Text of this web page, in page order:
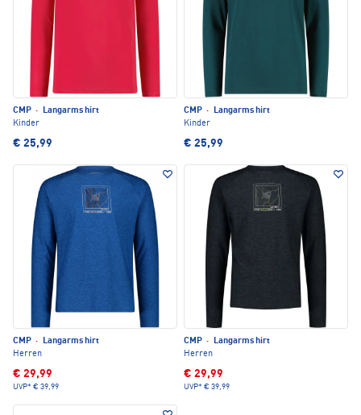
CMP ·
Langarmshirt
Kinder
€ 25,99
CMP ·
Langarmshirt
Kinder
€ 25,99
CMP ·
Langarmshirt
Herren
€ 29,99
UVP* € 39,99
CMP ·
Langarmshirt
Herren
€ 29,99
UVP* € 39,99